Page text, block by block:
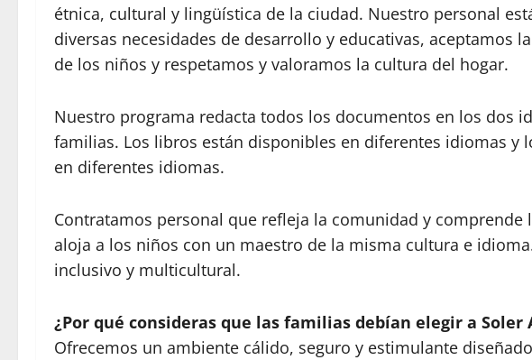
étnica, cultural y lingüística de la ciudad. Nuestro personal
diversas necesidades de desarrollo y educativas, aceptamos
de los niños y respetamos y valoramos la cultura del hogar.
Nuestro programa redacta todos los documentos en los dos
familias. Los libros están disponibles en diferentes idiomas y
en diferentes idiomas.
Contratamos personal que refleja la comunidad y
aloja a los niños con un maestro de la misma cultura e
inclusivo y multicultural.
¿Por qué consideras que las familias debían elegir a Soler
Ofrecemos un ambiente cálido, seguro y estimulante